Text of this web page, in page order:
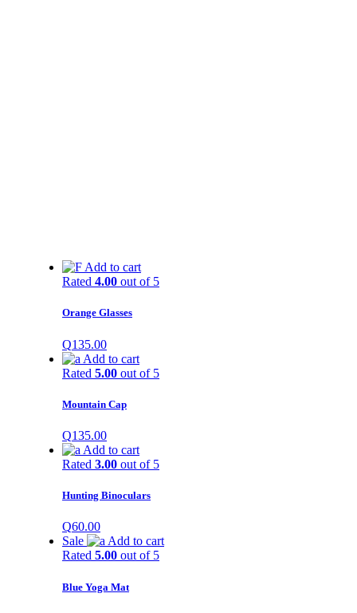
Add to cart
Rated 4.00 out of 5
Orange Glasses
Q135.00
Add to cart
Rated 5.00 out of 5
Mountain Cap
Q135.00
Add to cart
Rated 3.00 out of 5
Hunting Binoculars
Q60.00
Sale
Add to cart
Rated 5.00 out of 5
Blue Yoga Mat